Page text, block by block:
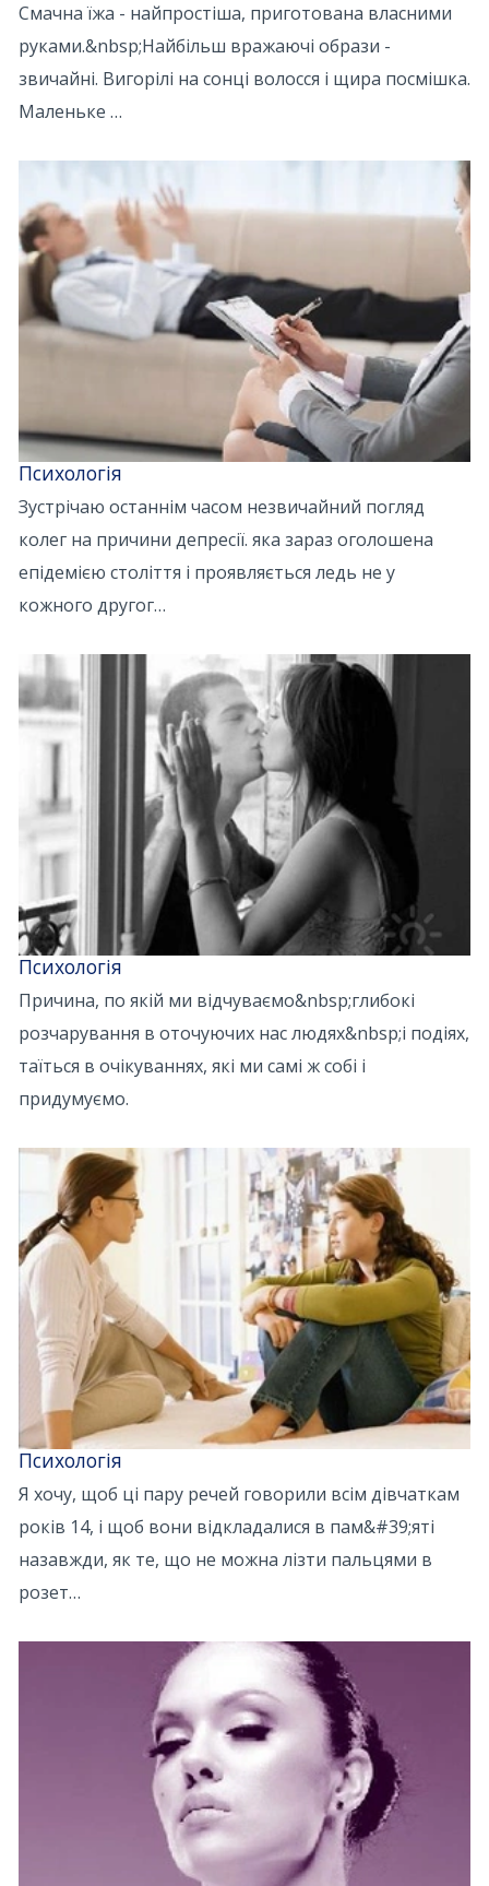
Смачна їжа - найпростіша, приготована власними
руками.&nbsp;Найбільш вражаючі образи -
звичайні. Вигорілі на сонці волосся і щира посмішка.
Маленьке …
Психологія
Зустрічаю останнім часом незвичайний погляд
колег на причини депресії. яка зараз оголошена
епідемією століття і проявляється ледь не у
кожного другог…
Психологія
Причина, по якій ми відчуваємо&nbsp;глибокі
розчарування в оточуючих нас людях&nbsp;і подіях,
таїться в очікуваннях, які ми самі ж собі і
придумуємо.
Психологія
Я хочу, щоб ці пару речей говорили всім дівчаткам
років 14, і щоб вони відкладалися в пам&#39;яті
назавжди, як те, що не можна лізти пальцями в
розет…